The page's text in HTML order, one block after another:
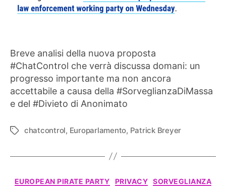
Breve analisi della nuova proposta
#ChatControl che verrà discussa domani: un
progresso importante ma non ancora
accettabile a causa della #SorveglianzaDiMassa
e del #Divieto di Anonimato
Tag chatcontrol, Europarlamento, Patrick Breyer
Categorie
EUROPEAN PIRATE PARTY PRIVACY SORVEGLIANZA